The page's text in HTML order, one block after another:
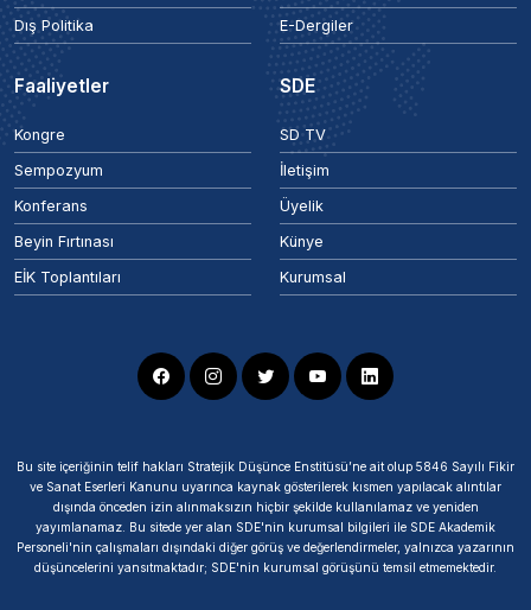
Dış Politika
E-Dergiler
Faaliyetler
Kongre
Sempozyum
Konferans
Beyin Fırtınası
EİK Toplantıları
SDE
SD TV
İletişim
Üyelik
Künye
Kurumsal
Bu site içeriğinin telif hakları Stratejik Düşünce Enstitüsü’ne ait olup 5846 Sayılı Fikir
ve Sanat Eserleri Kanunu uyarınca kaynak gösterilerek kısmen yapılacak alıntılar
dışında önceden izin alınmaksızın hiçbir şekilde kullanılamaz ve yeniden
yayımlanamaz. Bu sitede yer alan SDE'nin kurumsal bilgileri ile SDE Akademik
Personeli'nin çalışmaları dışındaki diğer görüş ve değerlendirmeler, yalnızca yazarının
düşüncelerini yansıtmaktadır; SDE'nin kurumsal görüşünü temsil etmemektedir.